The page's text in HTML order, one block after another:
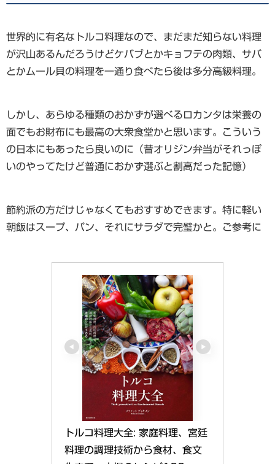
世界的に有名なトルコ料理なので、まだまだ知らない料理
が沢山あるんだろうけどケバブとかキョフテの肉類、サバ
とかムール貝の料理を一通り食べたら後は多分高級料理。
しかし、あらゆる種類のおかずが選べるロカンタは栄養の
面でもお財布にも最高の大衆食堂かと思います。こういう
の日本にもあったら良いのに（昔オリジン弁当がそれっぽ
いのやってたけど普通におかず選ぶと割高だった記憶）
節約派の方だけじゃなくてもおすすめできます。特に軽い
朝飯はスープ、パン、それにサラダで完璧かと。ご参考に
トルコ料理大全: 家庭料理、宮廷
料理の調理技術から食材、食文